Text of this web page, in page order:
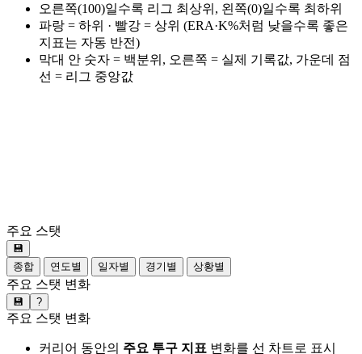
오른쪽(100)일수록 리그 최상위, 왼쪽(0)일수록 최하위
파랑 = 하위 · 빨강 = 상위 (ERA·K%처럼 낮을수록 좋은
지표는 자동 반전)
막대 안 숫자 = 백분위, 오른쪽 = 실제 기록값, 가운데 점
선 = 리그 중앙값
주요 스탯
💾
종합
연도별 일자별 경기별 상황별
주요 스탯 변화
💾 ?
주요 스탯 변화
커리어 동안의 주요 투구 지표 변화를 선 차트로 표시